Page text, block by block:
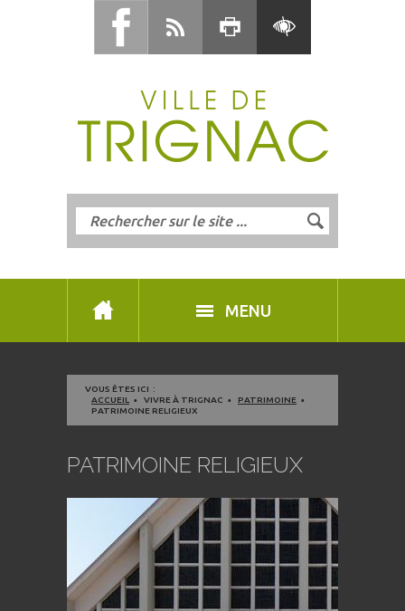
MENU
VOUS ÊTES ICI :
ACCUEIL
VIVRE À TRIGNAC
PATRIMOINE
PATRIMOINE RELIGIEUX
PATRIMOINE RELIGIEUX